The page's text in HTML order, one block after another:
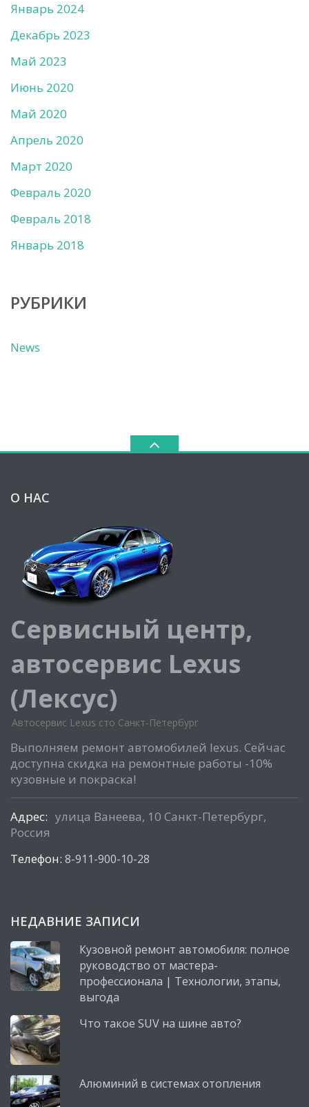
Январь 2024
Декабрь 2023
Май 2023
Июнь 2020
Май 2020
Апрель 2020
Март 2020
Февраль 2020
Февраль 2018
Январь 2018
РУБРИКИ
News
О НАС
Сервисный центр,
автосервис Lexus
(Лексус)
Автосервис Lexus сто Санкт-Петербург
Выполняем ремонт автомобилей lexus. Сейчас
доступна скидка на ремонтные работы -10%
кузовные и покраска!
Адрес: улица Ванеева, 10 Санкт-Петербург,
Россия
Телефон: 8-911-900-10-28
НЕДАВНИЕ ЗАПИСИ
Кузовной ремонт автомобиля: полное
руководство от мастера-
профессионала | Технологии, этапы,
выгода
Что такое SUV на шине авто?
Алюминий в системах отопления